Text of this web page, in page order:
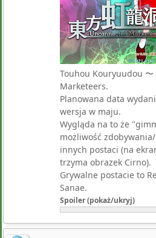
Touhou Kouryuudou
Marketeers.
Planowana data
wersja w maju.
Wygląda na to że
możliwość
innych postaci (na
trzyma obrazek Cirno).
Grywalne postacie to
Sanae.
Spoiler (pokaż/ukryj)